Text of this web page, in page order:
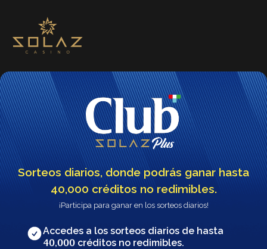
Sorteos diarios, donde podrás ganar hasta
40,000 créditos no redimibles.
¡Participa para ganar en los sorteos diarios!
Accedes a los sorteos diarios de hasta
40,000 créditos no redimibles.